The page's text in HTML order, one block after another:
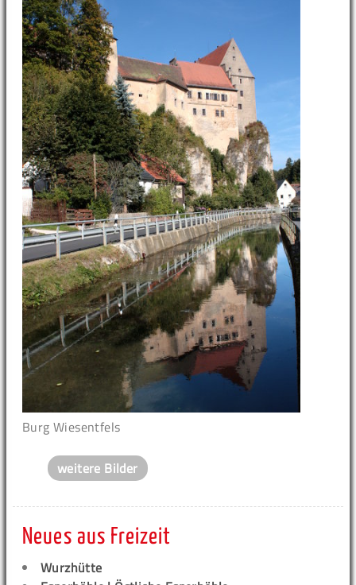
Burg Wiesentfels
weitere Bilder
Neues aus Freizeit
Wurzhütte